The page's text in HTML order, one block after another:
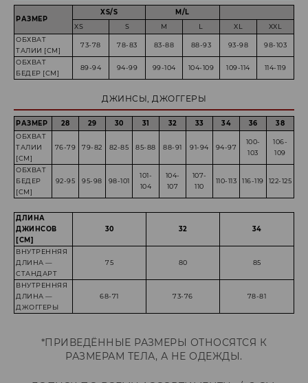
РАЗМЕР
XS/S
M/L
XS
S M L XL
XXL
ОБХВАТ
ТАЛИИ [СМ]
73-78 78-83 83-88 88-93 93-98 98-103
ОБХВАТ
БЕДЕР [СМ]
89-94 94-99 99-104 104-109 109-114 114-119
ДЖИНСЫ, ДЖОГГЕРЫ
РАЗМЕР 28 29 30 31 32 33 34 36
38
ОБХВАТ
ТАЛИИ
[СМ]
76-79 79-82 82-85 85-88 88-91 91-94 94-97
100-
103
106-
109
ОБХВАТ
БЕДЕР
[СМ]
92-95 95-98 98-101
101-
104
104-
107
107-
110
110-113 116-119 122-125
ДЛИНА
ДЖИНСОВ
[СМ]
30 32 34
ВНУТРЕННЯЯ
ДЛИНА —
СТАНДАРТ
75 80 85
ВНУТРЕННЯЯ
ДЛИНА —
ДЖОГГЕРЫ
68-71 73-76 78-81
*ПРИВЕДЁННЫЕ РАЗМЕРЫ ОТНОСЯТСЯ К
РАЗМЕРАМ ТЕЛА, А НЕ ОДЕЖДЫ.